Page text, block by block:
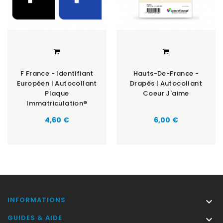
F France - Identifiant
Européen | Autocollant
Plaque
Immatriculation®
Prix
4,60 €
Hauts-De-France -
Drapés | Autocollant
Coeur J'aime
Prix
6,00 €
INFORMATIONS 
GUIDES & AIDE 